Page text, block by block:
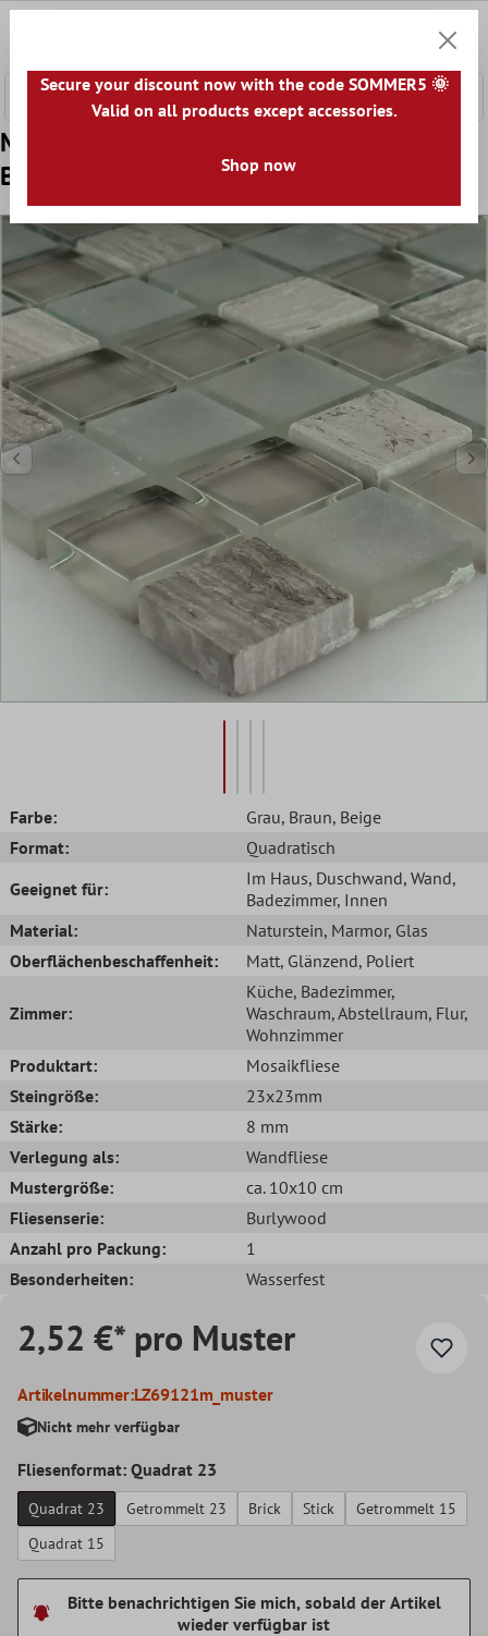
Muster von Mosaikfliesen Glas Marmor
Burlywood
Farbe: Grau, Braun, Beige
Format:
Quadratisch
Geeignet für:
Im Haus, Duschwand, Wand,
Badezimmer, Innen
Material:
Naturstein, Marmor, Glas
Oberflächenbeschaffenheit:
Matt, Glänzend, Poliert
Zimmer:
Küche, Badezimmer,
Waschraum, Abstellraum, Flur,
Wohnzimmer
Produktart:
Mosaikfliese
Steingröße:
23x23mm
Stärke:
8 mm
Verlegung als:
Wandfliese
Mustergröße:
ca. 10x10 cm
Fliesenserie:
Burlywood
Anzahl pro Packung:
1
Besonderheiten:
Wasserfest
2,52 €* pro Muster
Artikelnummer:LZ69121m_muster
Nicht mehr verfügbar
Fliesenformat: Quadrat 23
Quadrat 23 Getrommelt 23 Brick Stick
Getrommelt 15
Quadrat 15
Bitte benachrichtigen Sie mich, sobald der Artikel
wieder verfügbar ist
Secure your discount now with the code SOMMER5 🌞
Valid on all products except accessories.
Shop now